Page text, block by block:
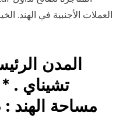
العملات الأجنبية في الهند.